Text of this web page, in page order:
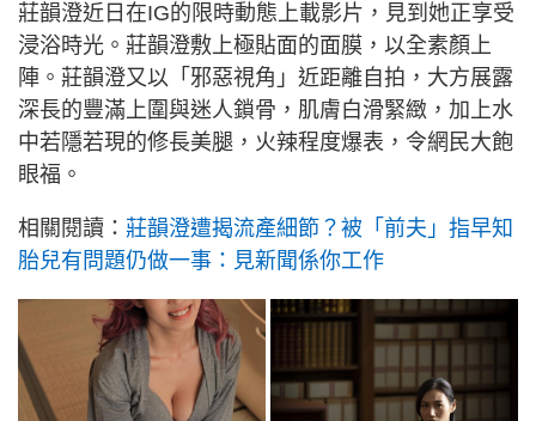
莊韻澄近日在IG的限時動態上載影片，見到她正享受
浸浴時光。莊韻澄敷上極貼面的面膜，以全素顏上
陣。莊韻澄又以「邪惡視角」近距離自拍，大方展露
深長的豐滿上圍與迷人鎖骨，肌膚白滑緊緻，加上水
中若隱若現的修長美腿，火辣程度爆表，令網民大飽
眼福。
相關閱讀： 莊韻澄遭揭流產細節？被「前夫」指早知
胎兒有問題仍做一事：見新聞係你工作